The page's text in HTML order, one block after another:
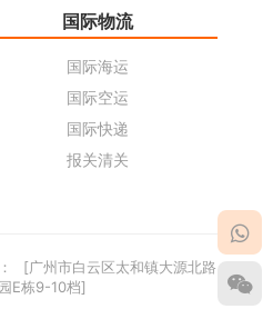
国际物流
国际海运
国际空运
国际快递
报关清关
[广州市白云区太和镇大源北路
E栋9-10档]